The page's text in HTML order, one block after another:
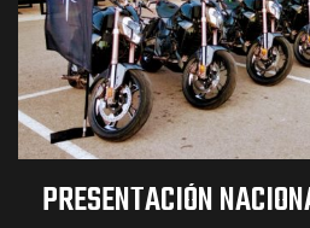
PRESENTACIÓN